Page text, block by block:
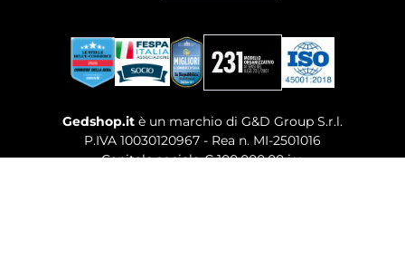
Gedshop.it è un marchio di G&D Group S.r.l.
P.IVA 10030120967 - Rea n. MI-2501016
Capitale sociale € 100.000,00 i.v.